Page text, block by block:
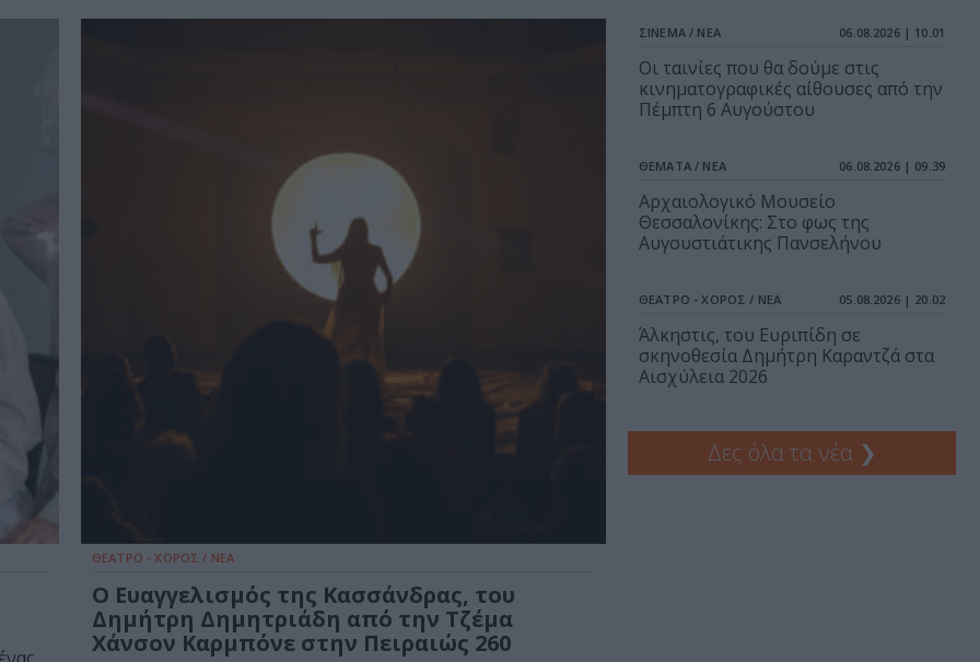
ΘΕΑΤΡΟ - ΧΟΡΟΣ / ΝΕΑ
Ο Ευαγγελισμός της Κασσάνδρας, του
Δημήτρη Δημητριάδη από την Τζέμα
Χάνσον Καρμπόνε στην Πειραιώς 260
ΣΙΝΕΜΑ / ΝΕΑ 06.08.2026 | 10.01
Οι ταινίες που θα δούμε στις
κινηματογραφικές αίθουσες από την
Πέμπτη 6 Αυγούστου
ΘΕΜΑΤΑ / ΝΕΑ 06.08.2026 | 09.39
Αρχαιολογικό Μουσείο
Θεσσαλονίκης: Στο φως της
Αυγουστιάτικης Πανσελήνου
ΘΕΑΤΡΟ - ΧΟΡΟΣ / ΝΕΑ 05.08.2026 | 20.02
Άλκηστις, του Ευριπίδη σε
σκηνοθεσία Δημήτρη Καραντζά στα
Αισχύλεια 2026
Δες όλα τα νέα ❯